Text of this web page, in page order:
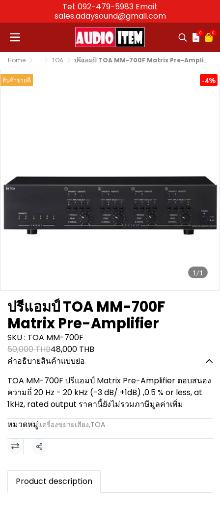
Tel: 092-479-5983 Email:
sales.adaysound@gmail.com
0 0
Home ... TOA ปรีแอมป์ TOA MM-700F Matrix Pre-Amplifier
1/1
สินค้าขายดี -4%
ปรีแอมป์ TOA MM-700F
Matrix Pre-Amplifier
SKU : TOA MM-700F
50,000 THB48,000 THB
คำอธิบายสินค้าแบบย่อ
TOA MM-700F ปรีแอมป์ Matrix Pre-Amplifier ตอบสนอง
ความถี่ 20 Hz - 20 kHz (-3 dB/ +1dB) ,0.5 % or less, at
1kHz, rated output ราคานี้ยังไม่รวมภาษีมูลค่าเพิ่ม
หมวดหมู่:เครื่องขยายเสียง,TOA
แชร์
Product description